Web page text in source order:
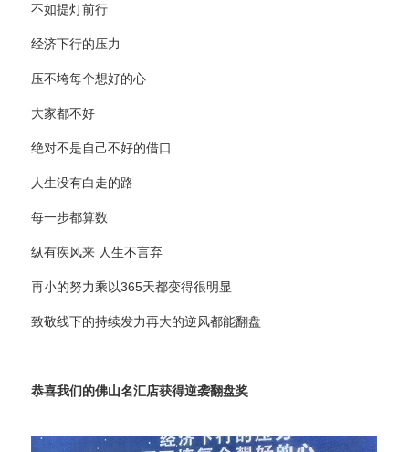
不如提灯前行
经济下行的压力
压不垮每个想好的心
大家都不好
绝对不是自己不好的借口
人生没有白走的路
每一步都算数
纵有疾风来 人生不言弃
再小的努力乘以365天都变得很明显
致敬线下的持续发力再大的逆风都能翻盘
恭喜我们的佛山名汇店获得逆袭翻盘奖